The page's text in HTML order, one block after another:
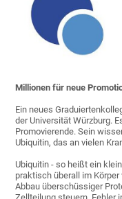
Millionen für neue
Ein neues
der Universität Würzburg.
Promovierende. Sein
Ubiquitin, das an vielen
Ubiquitin - so heißt ein
praktisch überall im
Abbau überschüssiger